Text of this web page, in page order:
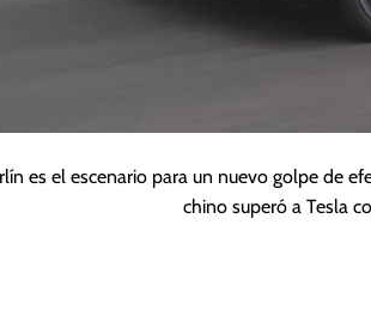
es el escenario para un nuevo golpe de
chino superó a Tesla